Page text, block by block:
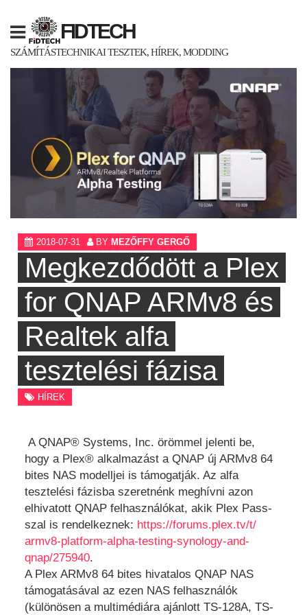
content
FIDTECH
SZÁMÍTÁSTECHNIKAI TESZTEK, HÍREK, MODDING
2018-07-31 BY MEZŐFFY GERGŐ
Megkezdődött a Plex
for QNAP ARMv8 és
Realtek alfa
tesztelési fázisa
HÍREK
A QNAP® Systems, Inc. örömmel jelenti be,
hogy a Plex® alkalmazást a QNAP új ARMv8 64
bites NAS modelljei is támogatják. Az alfa
tesztelési fázisba szeretnénk meghívni azon
elhivatott QNAP felhasználókat, akik Plex Pass-
szal is rendelkeznek: https://forums.plex.tv/t/
armv8-platform-alpha-testing-synology-and-
qnap/275940.
A Plex ARMv8 64 bites hivatalos QNAP NAS
támogatásával az ezen NAS felhasználók
(különösen a multimédiára ajánlott TS-128A, TS-